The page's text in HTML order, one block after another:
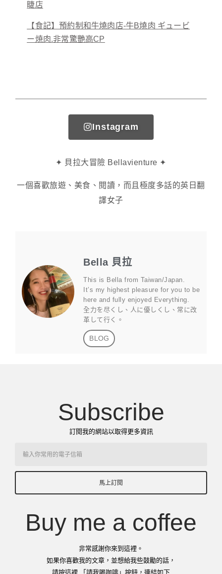
睫店
【食記】預約制和牛燒肉店-牛B燒肉 ギュービ
ー焼肉.非常驚艷高CP
Instagram
✦ 貝拉大冒險 Bellavienture ✦
一個喜歡旅遊、美食、閱讀，而且極度多話的英日翻
譯女子
Bella 貝拉
This is Bella from Taiwan/Japan.
It’s my highest pleasure for you to be
here and fully enjoyed Everything.
全力を尽くし、人に優しくし、常に改
革して行く。
BLOG
Subscribe
訂閱我的網站以取得更多資訊
馬上訂閱
Buy me a coffee
非常感謝你來到這裡。
如果你喜歡我的文章，並想給我些鼓勵的話，
請按這裡 「請我喝咖啡」按鈕，連結如下